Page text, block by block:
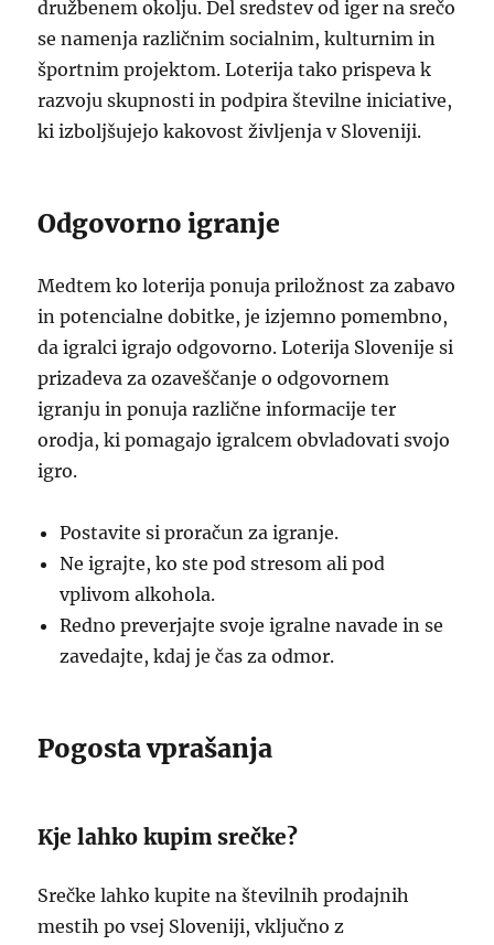
družbenem okolju. Del sredstev od iger na srečo
se namenja različnim socialnim, kulturnim in
športnim projektom. Loterija tako prispeva k
razvoju skupnosti in podpira številne iniciative,
ki izboljšujejo kakovost življenja v Sloveniji.
Odgovorno igranje
Medtem ko loterija ponuja priložnost za zabavo
in potencialne dobitke, je izjemno pomembno,
da igralci igrajo odgovorno. Loterija Slovenije si
prizadeva za ozaveščanje o odgovornem
igranju in ponuja različne informacije ter
orodja, ki pomagajo igralcem obvladovati svojo
igro.
Postavite si proračun za igranje.
Ne igrajte, ko ste pod stresom ali pod
vplivom alkohola.
Redno preverjajte svoje igralne navade in se
zavedajte, kdaj je čas za odmor.
Pogosta vprašanja
Kje lahko kupim srečke?
Srečke lahko kupite na številnih prodajnih
mestih po vsej Sloveniji, vključno z